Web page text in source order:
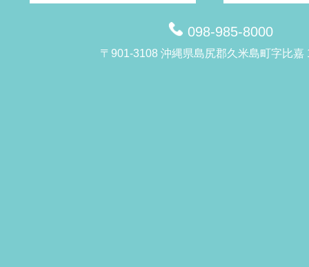
098-985-8000
〒901-3108 沖縄県島尻郡久米島町字比嘉